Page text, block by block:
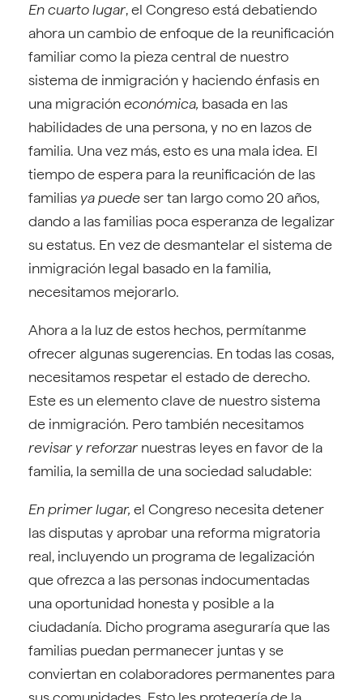
En cuarto lugar, el Congreso está debatiendo
ahora un cambio de enfoque de la reunificación
familiar como la pieza central de nuestro
sistema de inmigración y haciendo énfasis en
una migracióneconómica, basada en las
habilidades de una persona, y no en lazos de
familia. Una vez más, esto es una mala idea. El
tiempo de espera para la reunificación de las
familias ya puedeser tan largo como 20 años,
dando a las familias poca esperanza de legalizar
su estatus. En vez de desmantelar el sistema de
inmigración legal basado en la familia,
necesitamos mejorarlo.
Ahora a la luz de estos hechos, permítanme
ofrecer algunas sugerencias. En todas las cosas,
necesitamos respetar el estado de derecho.
Este es un elemento clave de nuestro sistema
de inmigración. Pero también necesitamos
revisar y reforzar nuestras leyes en favor de la
familia, la semilla de una sociedad saludable:
En primer lugar, el Congreso necesita detener
las disputas y aprobar una reforma migratoria
real, incluyendo un programa de legalización
que ofrezca a las personas indocumentadas
una oportunidad honesta y posible a la
ciudadanía. Dicho programa aseguraría que las
familias puedan permanecer juntas y se
conviertan en colaboradores permanentes para